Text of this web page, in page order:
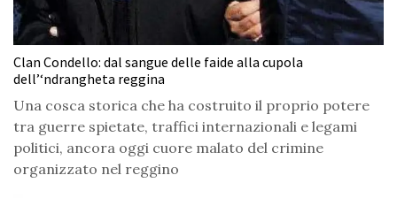
Clan Condello: dal sangue delle faide alla cupola
dell’‘ndrangheta reggina
Una cosca storica che ha costruito il proprio potere
tra guerre spietate, traffici internazionali e legami
politici, ancora oggi cuore malato del crimine
organizzato nel reggino